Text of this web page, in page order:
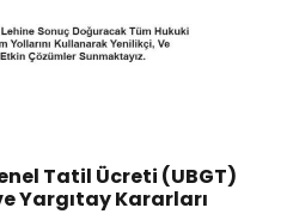
Tatil Ücreti (UBGT)
Yargıtay Kararları